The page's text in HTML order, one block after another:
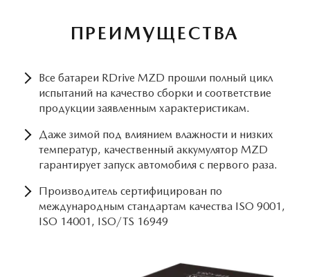
ПРЕИМУЩЕСТВА
Все батареи RDrive MZD прошли полный цикл
испытаний на качество сборки и соответствие
продукции заявленным характеристикам.
Даже зимой под влиянием влажности и низких
температур, качественный аккумулятор MZD
гарантирует запуск автомобиля с первого раза.
Производитель сертифицирован по
международным стандартам качества ISO 9001,
ISO 14001, ISO/TS 16949